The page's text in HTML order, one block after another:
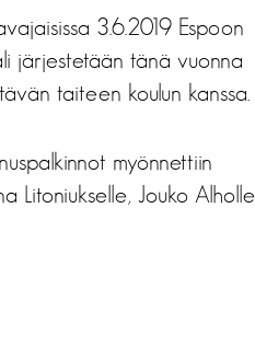
3.6.2019 Espoon
järjestetään tänä vuonna
taiteen koulun kanssa.
myönnettiin
Litoniukselle, Jouko Alholle